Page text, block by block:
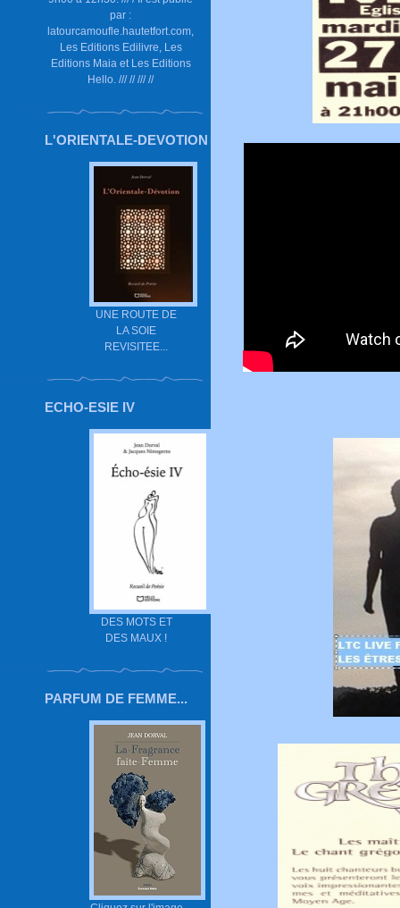
par :
latourcamoufle.hautetfort.com,
Les Editions Edilivre, Les
Editions Maia et Les Editions
Hello. /// // /// //
L'ORIENTALE-DEVOTION
UNE ROUTE DE
LA SOIE
REVISITEE...
ECHO-ESIE IV
DES MOTS ET
DES MAUX !
PARFUM DE FEMME...